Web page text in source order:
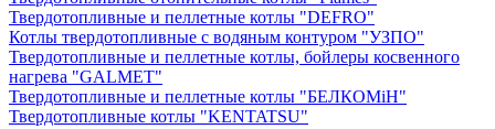
Твердотопливные и пеллетные котлы "DEFRO"
Котлы твердотопливные с водяным контуром "УЗПО"
Твердотопливные и пеллетные котлы, бойлеры косвенного
нагрева "GALMET"
Твердотопливные и пеллетные котлы "БЕЛКОМiН"
Твердотопливные котлы "KENTATSU"